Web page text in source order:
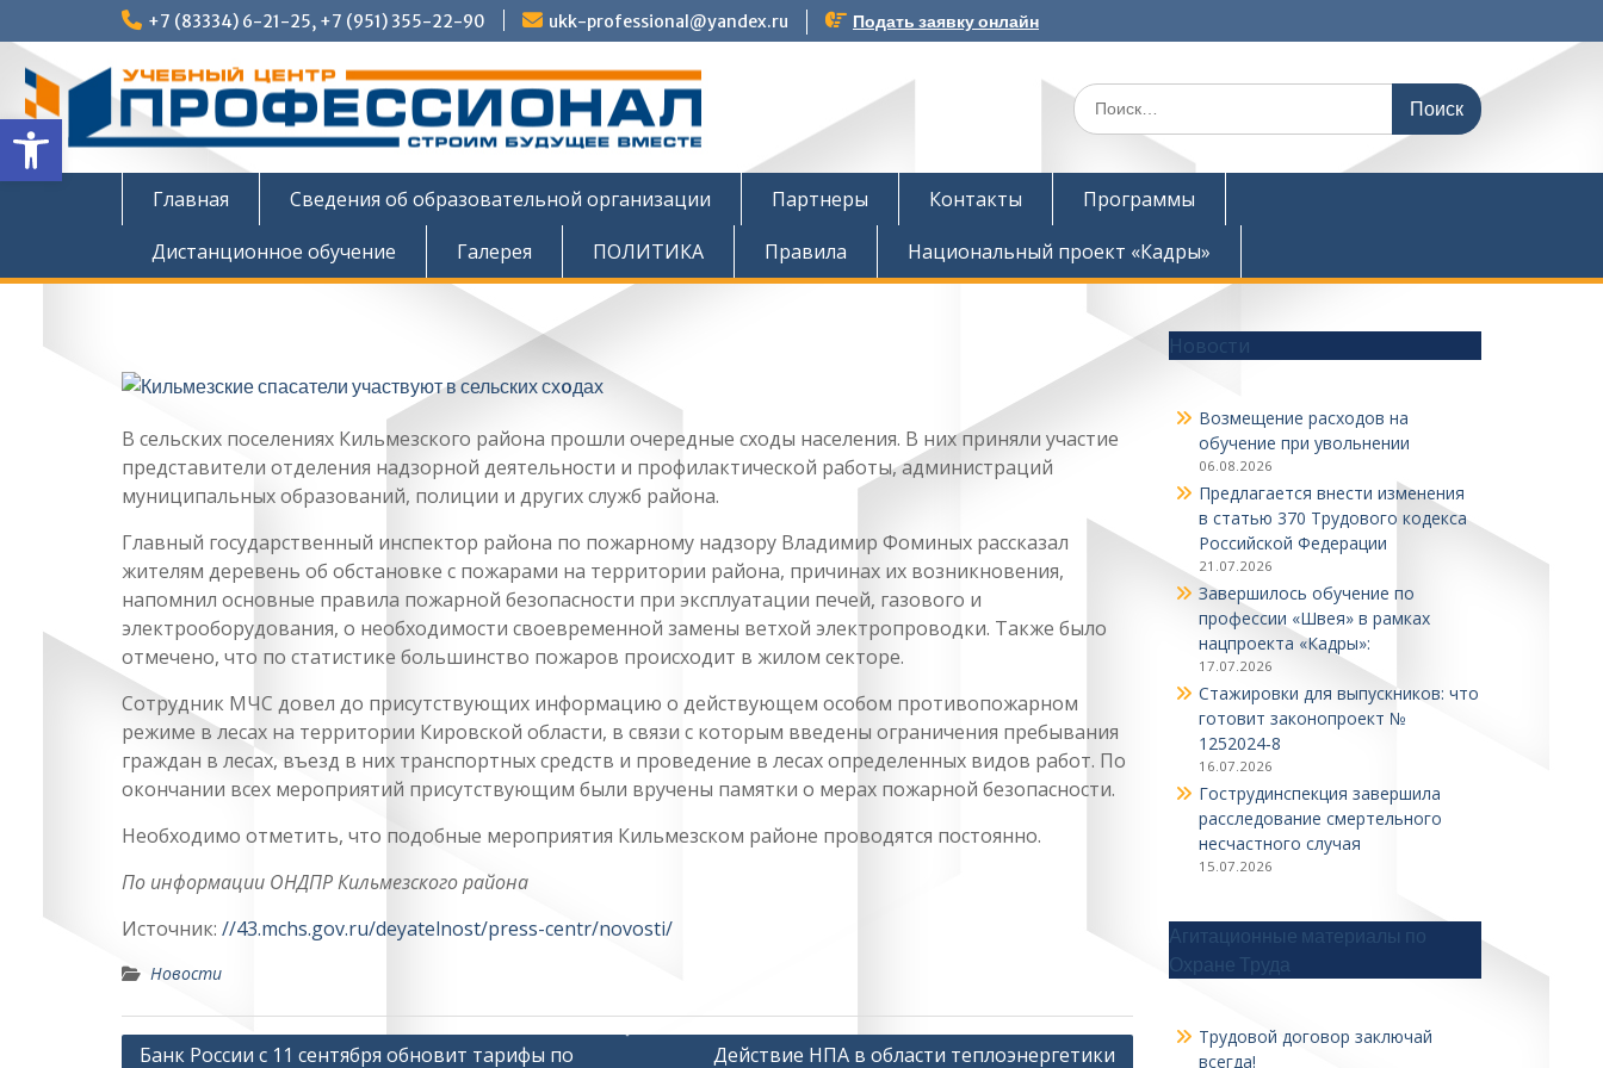
Открыть панель инструментов
к
содержимому
+7 (83334) 6-21-25, +7 (951) 355-22-90 ukk-professional@yandex.ru Подать заявку онлайн
Поиск
по:
Главная Сведения об образовательной организации Партнеры Контакты
Программы
Дистанционное обучение
Галерея ПОЛИТИКА Правила Национальный проект «Кадры»
В сельских поселениях Кильмезского района прошли очередные сходы населения. В них приняли участие
представители отделения надзорной деятельности и профилактической работы, администраций
муниципальных образований, полиции и других служб района.
Главный государственный инспектор района по пожарному надзору Владимир Фоминых рассказал
жителям деревень об обстановке с пожарами на территории района, причинах их возникновения,
напомнил основные правила пожарной безопасности при эксплуатации печей, газового и
электрооборудования, о необходимости своевременной замены ветхой электропроводки. Также было
отмечено, что по статистике большинство пожаров происходит в жилом секторе.
Сотрудник МЧС довел до присутствующих информацию о действующем особом противопожарном
режиме в лесах на территории Кировской области, в связи с которым введены ограничения пребывания
граждан в лесах, въезд в них транспортных средств и проведение в лесах определенных видов работ. По
окончании всех мероприятий присутствующим были вручены памятки о мерах пожарной безопасности.
Необходимо отметить, что подобные мероприятия Кильмезском районе проводятся постоянно.
По информации ОНДПР Кильмезского района
Источник: //43.mchs.gov.ru/deyatelnost/press-centr/novosti/
Новости
Навигация
Банк России с 11 сентября обновит тарифы по Действие НПА в области теплоэнергетики
Новости
Возмещение расходов на
обучение при увольнении
06.08.2026
Предлагается внести изменения
в статью 370 Трудового кодекса
Российской Федерации
21.07.2026
Завершилось обучение по
профессии «Швея» в рамках
нацпроекта «Кадры»:
17.07.2026
Стажировки для выпускников: что
готовит законопроект №
1252024‑8
16.07.2026
Гострудинспекция завершила
расследование смертельного
несчастного случая
15.07.2026
Агитационные материалы по
Охране Труда
Трудовой договор заключай
всегда!